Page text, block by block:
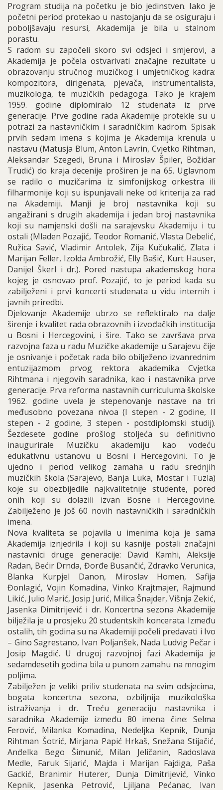
Program studija na početku je bio jedinstven. Iako je
početni period protekao u nastojanju da se osiguraju i
poboljšavaju resursi, Akademija je bila u stalnom
porastu.
S radom su započeli skoro svi odsjeci i smjerovi, a
Akademija je počela ostvarivati značajne rezultate u
obrazovanju stručnog muzičkog i umjetničkog kadra:
kompozitora, dirigenata, pjevača, instrumentalista,
muzikologa, te muzičkih pedagoga. Tako je krajem
1959. godine diplomiralo 12 studenata iz prve
generacije. Prve godine rada Akademije protekle su u
potrazi za nastavničkim i saradničkim kadrom. Spisak
prvih sedam imena s kojima je Akademija krenula u
nastavu (Matusja Blum, Anton Lavrin, Cvjetko Rihtman,
Aleksandar Szegedi, Bruna i Miroslav Špiler, Božidar
Trudić) do kraja decenije proširen je na 65. Uglavnom
se radilo o muzičarima iz simfonijskog orkestra ili
filharmonije koji su ispunjavali neke od kriterija za rad
na Akademiji. Manji je broj nastavnika koji su
angažirani s drugih akademija i jedan broj nastavnika
koji su namjenski došli na sarajevsku Akademiju i tu
ostali (Mladen Pozajić, Teodor Romanić, Vlasta Debelić,
Ružica Savić, Vladimir Antolek, Zija Kučukalić, Zlata i
Marijan Feller, Izolda Ambrožić, Elly Bašić, Kurt Hauser,
Danijel Škerl i dr.). Pored nastupa akademskog hora
kojeg je osnovao prof. Pozajić, to je period kada su
zabilježeni i prvi koncerti studenata u vidu internih i
javnih priredbi.
Djelovanje Akademije ubrzo se reflektiralo na dalje
širenje i kvalitet rada obrazovnih i izvođačkih institucija
u Bosni i Hercegovini, i šire. Tako se završava prva
razvojna faza u radu Muzičke akademije u Sarajevu čije
je osnivanje i početak rada bilo obilježeno izvanrednim
entuzijazmom prvog rektora akademika Cvjetka
Rihtmana i njegovih saradnika, kao i nastavnika prve
generacije. Prva reforma nastavnih curriculuma školske
1962. godine uvela je stepenovanje nastave na tri
međusobno povezana nivoa (I stepen - 2 godine, II
stepen - 2 godine, 3 stepen - postdiplomski studij).
Šezdesete godine prošlog stoljeća su definitivno
inaugurirale Muzičku akademiju kao vodeću
edukativnu ustanovu u Bosni i Hercegovini. To je
ujedno i period velikog zamaha u radu srednjih
muzičkih škola (Sarajevo, Banja Luka, Mostar i Tuzla)
koje su obezbijedile najkvalitetnije studente, pored
onih koji su dolazili izvan Bosne i Hercegovine.
Zabilježeno je još 60 novih nastavničkih i saradničkih
imena.
Nova kvaliteta se pojavila u imenima koja je sama
Akademija iznjedrila i koji su kasnije postali značajni
nastavnici druge generacije: David Kamhi, Aleksije
Radan, Bećir Drnda, Đorđe Busančić, Zdravko Verunica,
Blanka Kurpjel Danon, Miroslav Homen, Safija
Đonlagić, Vojin Komadina, Vinko Krajtmajer, Rajmund
Likić, Julio Marić, Josip Jurić, Milica Šnajder, Višnja Zekić,
Jasenka Dimitrijević i dr. Koncertna sezona Akademije
bilježila je u prosjeku 20 studentskih koncerata. Između
ostalih, tih godina su na Akademiji počeli predavati i Ivo
– Gino Sagrestano, Ivan Poljanšek, Nada Ludvig Pečar i
Josip Magdić. U drugoj razvojnoj fazi Akademija je
sedamdesetih godina bila u punom zamahu na mnogim
poljima.
Zabilježen je veliki priliv studenata na svim odsjecima,
bogata koncertna sezona, ozbiljnija muzikološka
istraživanja i dr. Treću generaciju nastavnika i
saradnika Akademije između 80 imena čine: Selma
Ferović, Milanka Komadina, Nedeljka Kepnik, Dunja
Rihtman Šotrić, Mirjana Papić Hrkaš, Snežana Stijačić,
Anđelka Bego Šimunić, Milan Jeličanin, Radoslava
Medle, Faruk Sijarić, Majda i Marijan Fajdiga, Paša
Gackić, Branimir Huterer, Dunja Dimitrijević, Vinko
Kepnik, Jasenka Petrović, Ljiljana Pećanac, Ivan